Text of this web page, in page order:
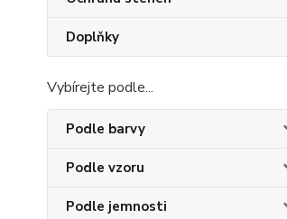
Doplňky
Vybírejte podle...
Podle barvy
Podle vzoru
Podle jemnosti